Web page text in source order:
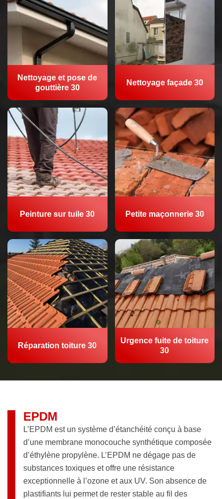
Nettoyage et pose de
gouttière 30
Nettoyage façade 30
Peinture sur tuile 30 Petite maçonnerie 30
Réparation toiture 30
Urgence fuite de toiture
30
EPDM
L’EPDM est un système d’étanchéité conçu à base
d’une membrane monocouche synthétique composée
d’éthylène propylène. L’EPDM ne dégage pas de
substances toxiques et offre une résistance
exceptionnelle à l’ozone et aux UV. Son absence de
plastifiants lui permet de rester stable au fil des